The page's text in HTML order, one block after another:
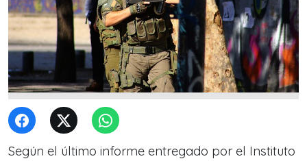
Según el último informe entregado por el Instituto